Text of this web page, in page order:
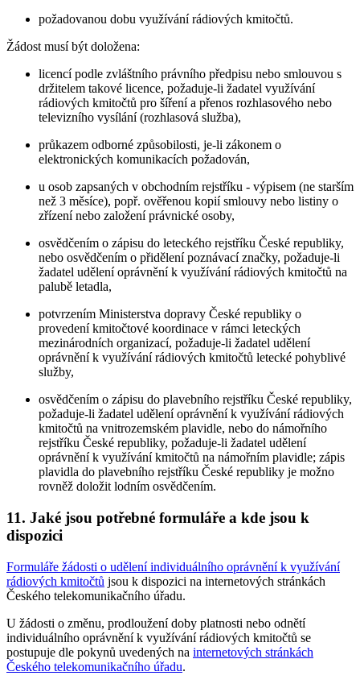
požadovanou dobu využívání rádiových kmitočtů.
Žádost musí být doložena:
licencí podle zvláštního právního předpisu nebo smlouvou s
držitelem takové licence, požaduje-li žadatel využívání
rádiových kmitočtů pro šíření a přenos rozhlasového nebo
televizního vysílání (rozhlasová služba),
průkazem odborné způsobilosti, je-li zákonem o
elektronických komunikacích požadován,
u osob zapsaných v obchodním rejstříku - výpisem (ne starším
než 3 měsíce), popř. ověřenou kopií smlouvy nebo listiny o
zřízení nebo založení právnické osoby,
osvědčením o zápisu do leteckého rejstříku České republiky,
nebo osvědčením o přidělení poznávací značky, požaduje-li
žadatel udělení oprávnění k využívání rádiových kmitočtů na
palubě letadla,
potvrzením Ministerstva dopravy České republiky o
provedení kmitočtové koordinace v rámci leteckých
mezinárodních organizací, požaduje-li žadatel udělení
oprávnění k využívání rádiových kmitočtů letecké pohyblivé
služby,
osvědčením o zápisu do plavebního rejstříku České republiky,
požaduje-li žadatel udělení oprávnění k využívání rádiových
kmitočtů na vnitrozemském plavidle, nebo do námořního
rejstříku České republiky, požaduje-li žadatel udělení
oprávnění k využívání kmitočtů na námořním plavidle; zápis
plavidla do plavebního rejstříku České republiky je možno
rovněž doložit lodním osvědčením.
11. Jaké jsou potřebné formuláře a kde jsou k
dispozici
Formuláře žádosti o udělení individuálního oprávnění k využívání
rádiových kmitočtů jsou k dispozici na internetových stránkách
Českého telekomunikačního úřadu.
U žádosti o změnu, prodloužení doby platnosti nebo odnětí
individuálního oprávnění k využívání rádiových kmitočtů se
postupuje dle pokynů uvedených na internetových stránkách
Českého telekomunikačního úřadu.